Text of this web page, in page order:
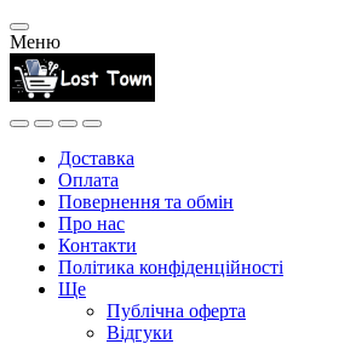
Меню
Доставка
Оплата
Повернення та обмін
Про нас
Контакти
Політика конфіденційності
Ще
Публічна оферта
Відгуки